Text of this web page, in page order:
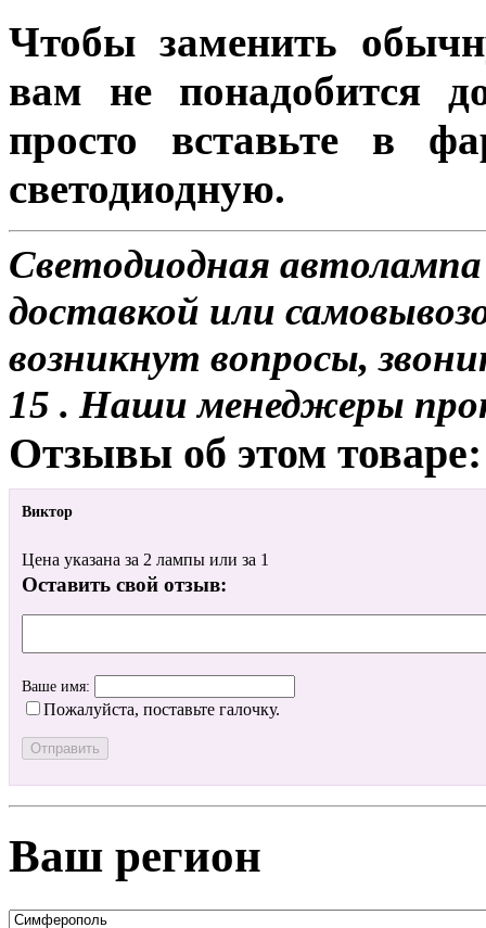
Чтобы заменить
вам не понадобится
просто вставьте в
светодиодную.
Светодиодная
доставкой или
возникнут вопросы,
15 . Наши менеджеры
Отзывы об этом товаре:
Виктор
Цена указана за 2 лампы или за 1
Оставить свой отзыв:
Ваше имя:
Пожалуйста, поставьте галочку.
Ваш регион